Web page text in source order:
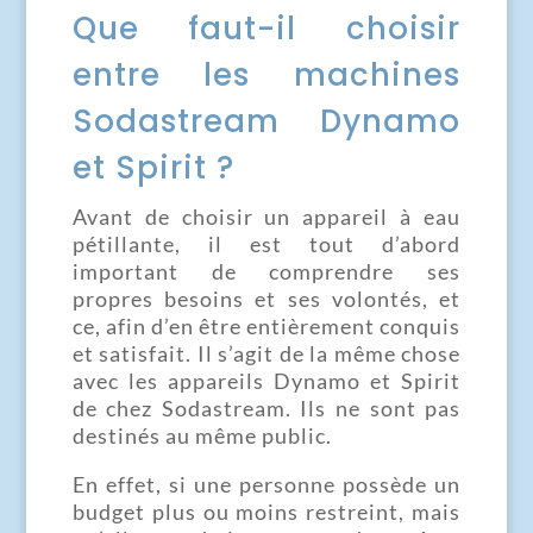
Que faut-il choisir
entre les machines
Sodastream Dynamo
et Spirit ?
Avant de choisir un appareil à eau
pétillante, il est tout d’abord
important de comprendre ses
propres besoins et ses volontés, et
ce, afin d’en être entièrement conquis
et satisfait. Il s’agit de la même chose
avec les appareils Dynamo et Spirit
de chez Sodastream. Ils ne sont pas
destinés au même public.
En effet, si une personne possède un
budget plus ou moins restreint, mais